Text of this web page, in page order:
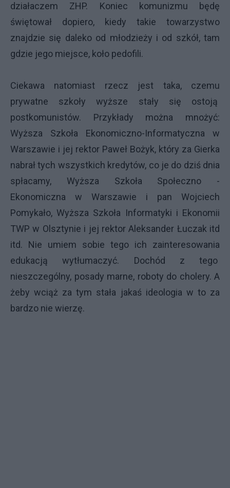
działaczem ZHP. Koniec komunizmu będę
świętował dopiero, kiedy takie towarzystwo
znajdzie się daleko od młodzieży i od szkół, tam
gdzie jego miejsce, koło pedofili.
Ciekawa natomiast rzecz jest taka, czemu
prywatne szkoły wyższe stały się ostoją
postkomunistów. Przykłady można mnożyć:
Wyższa Szkoła Ekonomiczno-Informatyczna w
Warszawie i jej rektor Paweł Bożyk, który za Gierka
nabrał tych wszystkich kredytów, co je do dziś dnia
spłacamy, Wyższa Szkoła Społeczno -
Ekonomiczna w Warszawie i pan Wojciech
Pomykało, Wyższa Szkoła Informatyki i Ekonomii
TWP w Olsztynie i jej rektor Aleksander Łuczak itd
itd. Nie umiem sobie tego ich zainteresowania
edukacją wytłumaczyć. Dochód z tego
nieszczególny, posady marne, roboty do cholery. A
żeby wciąż za tym stała jakaś ideologia w to za
bardzo nie wierzę.